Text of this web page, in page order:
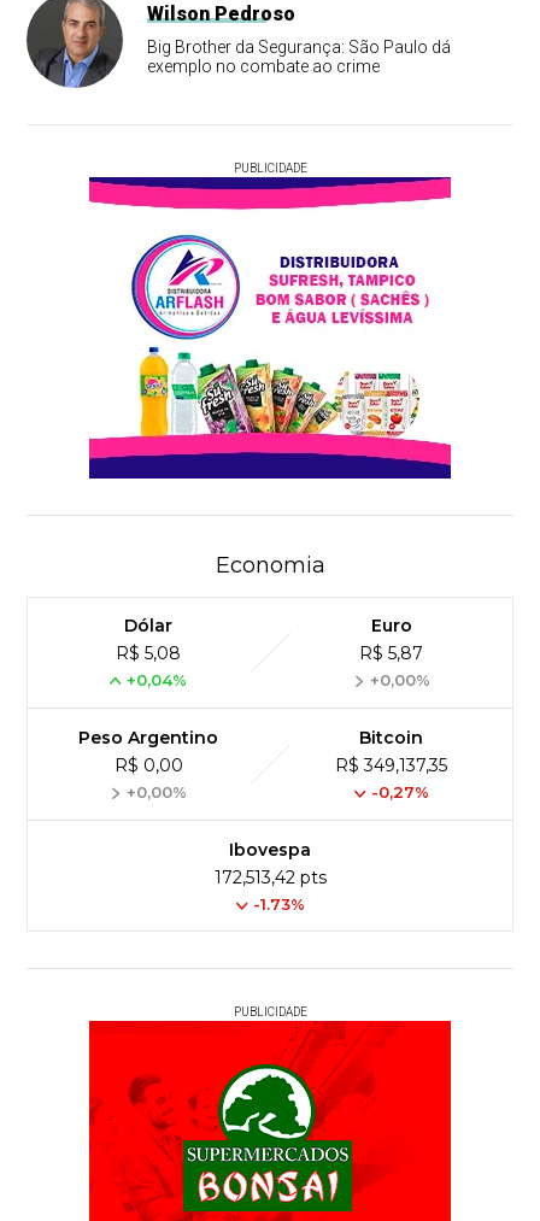
Wilson Pedroso
Big Brother da Segurança: São Paulo dá
exemplo no combate ao crime
PUBLICIDADE
Economia
Dólar
R$ 5,08
+0,04%
Euro
R$ 5,87
+0,00%
Peso Argentino
R$ 0,00
+0,00%
Bitcoin
R$ 349,137,35
-0,27%
Ibovespa
172,513,42 pts
-1.73%
PUBLICIDADE